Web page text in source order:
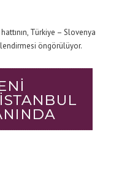
Türkiye – Slovenya
öngörülüyor.